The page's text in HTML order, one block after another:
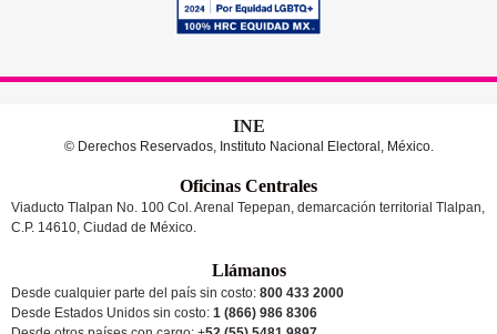
INE
© Derechos Reservados, Instituto Nacional Electoral, México.
Oficinas Centrales
Viaducto Tlalpan No. 100 Col. Arenal Tepepan, demarcación territorial Tlalpan,
C.P. 14610, Ciudad de México.
Llámanos
Desde cualquier parte del país sin costo: 800 433 2000
Desde Estados Unidos sin costo: 1 (866) 986 8306